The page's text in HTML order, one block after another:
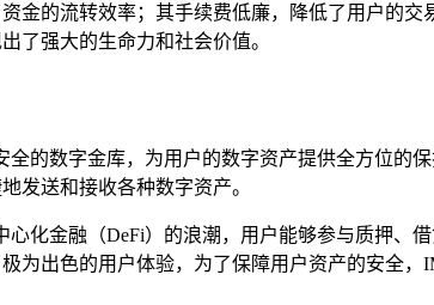
金的流转效率；其手续费低廉，降低了用户的
了强大的生命力和社会价值。
的数字金库，为用户的数字资产提供全方位的
发送和接收各种数字资产。
化金融（DeFi）的浪潮，用户能够参与质押、
为出色的用户体验，为了保障用户资产的安全